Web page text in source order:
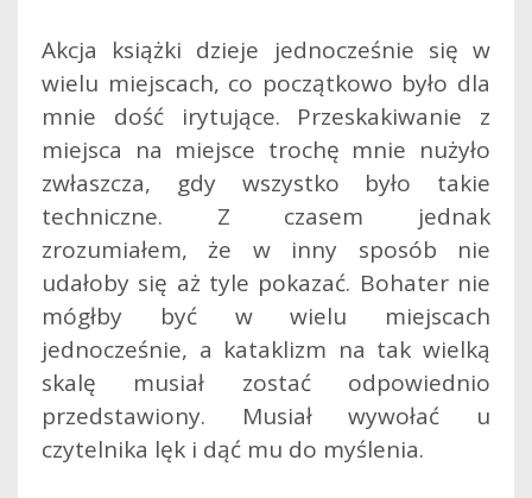
Akcja książki dzieje jednocześnie się w
wielu miejscach, co początkowo było dla
mnie dość irytujące. Przeskakiwanie z
miejsca na miejsce trochę mnie nużyło
zwłaszcza, gdy wszystko było takie
techniczne. Z czasem jednak
zrozumiałem, że w inny sposób nie
udałoby się aż tyle pokazać. Bohater nie
mógłby być w wielu miejscach
jednocześnie, a kataklizm na tak wielką
skalę musiał zostać odpowiednio
przedstawiony. Musiał wywołać u
czytelnika lęk i dąć mu do myślenia.